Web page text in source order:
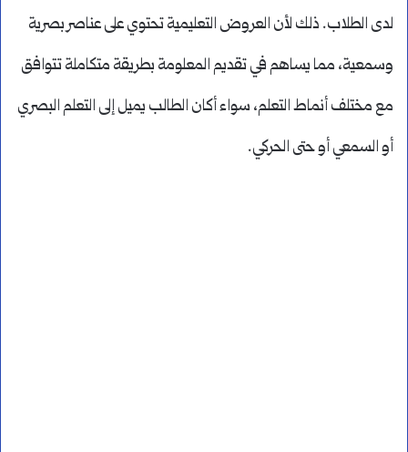
لدى الطلاب. ذلك لأن العروض التعليمية تحتوي على عناصر بصرية
وسمعية، مما يساهم في تقديم المعلومة بطريقة متكاملة تتوافق
مع مختلف أنماط التعلم، سواء أكان الطالب يميل إلى التعلم البصري
أو السمعي أو حتى الحركي.